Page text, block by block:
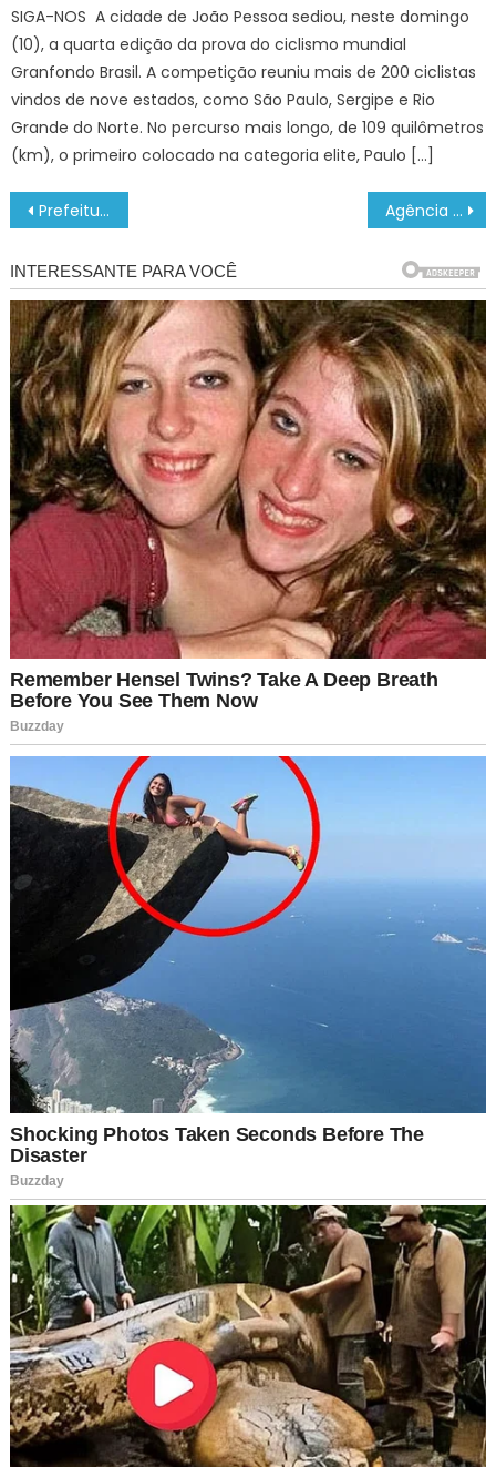
SIGA-NOS A cidade de João Pessoa sediou, neste domingo
(10), a quarta edição da prova do ciclismo mundial
Granfondo Brasil. A competição reuniu mais de 200 ciclistas
vindos de nove estados, como São Paulo, Sergipe e Rio
Grande do Norte. No percurso mais longo, de 109 quilômetros
(km), o primeiro colocado na categoria elite, Paulo […]
Navegação
de
Post
Prefeitura planeja espaços arborizados com espécies nativas – CGNotícias Agência Minas Gerais | Governo de Minas inaugura novas estruturas do Colégio Tiradentes de Passos